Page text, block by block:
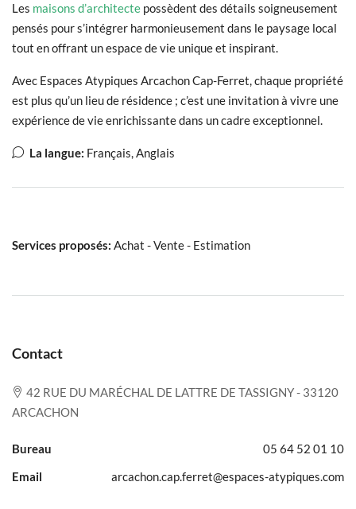
Les maisons d’architecte possèdent des détails soigneusement
pensés pour s’intégrer harmonieusement dans le paysage local
tout en offrant un espace de vie unique et inspirant.
Avec Espaces Atypiques Arcachon Cap-Ferret, chaque propriété
est plus qu’un lieu de résidence ; c’est une invitation à vivre une
expérience de vie enrichissante dans un cadre exceptionnel.
La langue: Français, Anglais
Services proposés: Achat - Vente - Estimation
Contact
42 RUE DU MARÉCHAL DE LATTRE DE TASSIGNY - 33120
ARCACHON
Bureau
05 64 52 01 10
Email
arcachon.cap.ferret@espaces-atypiques.com